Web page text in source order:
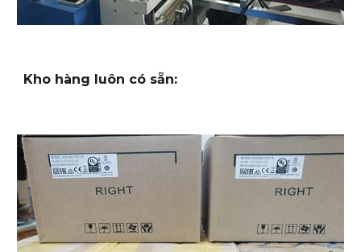
Kho hàng luôn có sẵn: